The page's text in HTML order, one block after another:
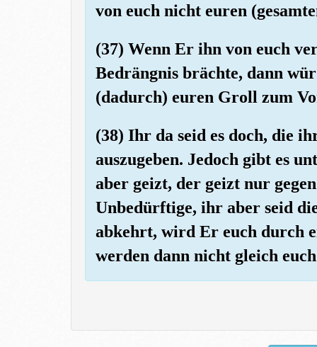
von euch nicht euren
(37) Wenn Er ihn von euch
Bedrängnis brächte, dann
(dadurch) euren Groll zum
(38) Ihr da seid es doch, die
auszugeben. Jedoch gibt es
aber geizt, der geizt nur
Unbedürftige, ihr aber seid
abkehrt, wird Er euch durch
werden dann nicht gleich